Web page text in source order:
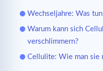
Wechseljahre: Was
Warum kann sich
verschlimmern?
Cellulite: Wie man sie